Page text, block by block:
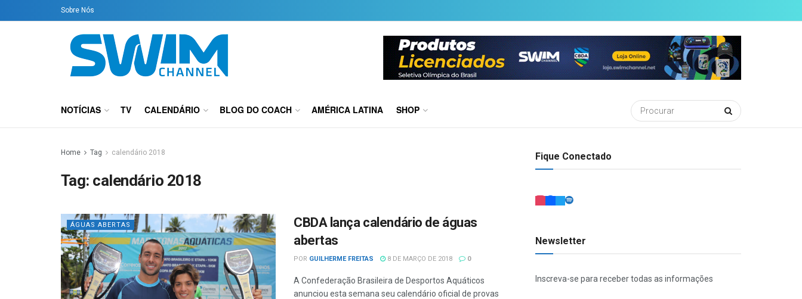
Sobre Nós
NOTÍCIAS TV CALENDÁRIO BLOG DO COACH AMÉRICA LATINA SHOP
Home Tag calendário 2018
Tag: calendário 2018
ÁGUAS ABERTAS
CBDA lança calendário de águas
abertas
POR GUILHERME FREITAS 8 DE MARÇO DE 2018 0
A Confederação Brasileira de Desportos Aquáticos
anunciou esta semana seu calendário oficial de provas
Fique Conectado
Newsletter
Inscreva-se para receber todas as informações